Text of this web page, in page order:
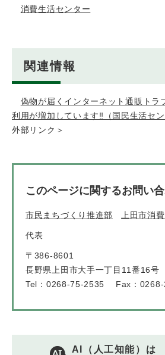
消費生活センター
関連情報
偽物が届くインターネット通販トラ
利用が増加しています‼（国民生活セン
外部リンク＞
このページに関するお問い
市民まちづくり推進部 上田市消
代表
〒386-8601
長野県上田市大手一丁目11番16号
Tel：0268-75-2535
Fax：
AI（人工知能）は